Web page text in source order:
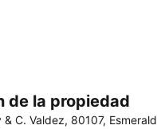
de la propiedad
& C. Valdez, 80107,